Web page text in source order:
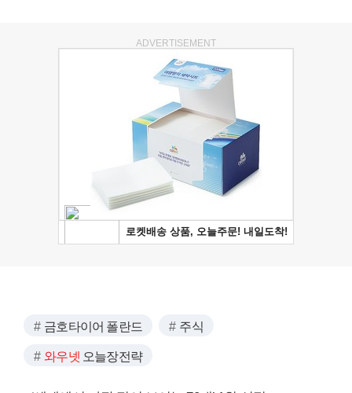
ADVERTISEMENT
금호타이어 폴란드 주식
와우넷 오늘장전략